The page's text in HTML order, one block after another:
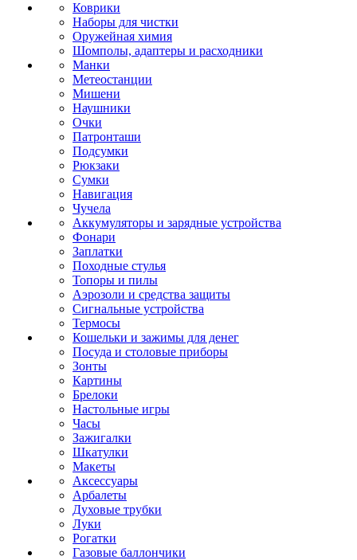
Коврики
Наборы для чистки
Оружейная химия
Шомполы, адаптеры и расходники
Манки
Метеостанции
Мишени
Наушники
Очки
Патронташи
Подсумки
Рюкзаки
Сумки
Навигация
Чучела
Аккумуляторы и зарядные устройства
Фонари
Заплатки
Походные стулья
Топоры и пилы
Аэрозоли и средства защиты
Сигнальные устройства
Термосы
Кошельки и зажимы для денег
Посуда и столовые приборы
Зонты
Картины
Брелоки
Настольные игры
Часы
Зажигалки
Шкатулки
Макеты
Аксессуары
Арбалеты
Духовые трубки
Луки
Рогатки
Газовые баллончики